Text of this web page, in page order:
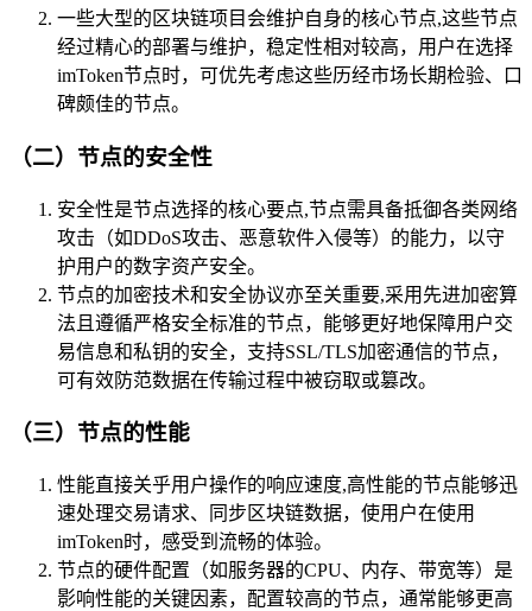
一些大型的区块链项目会维护自身的核心节点,这些节点
经过精心的部署与维护，稳定性相对较高，用户在选择
imToken节点时，可优先考虑这些历经市场长期检验、口
碑颇佳的节点。
（二）节点的安全性
安全性是节点选择的核心要点,节点需具备抵御各类网络
攻击（如DDoS攻击、恶意软件入侵等）的能力，以守
护用户的数字资产安全。
节点的加密技术和安全协议亦至关重要,采用先进加密算
法且遵循严格安全标准的节点，能够更好地保障用户交
易信息和私钥的安全，支持SSL/TLS加密通信的节点，
可有效防范数据在传输过程中被窃取或篡改。
（三）节点的性能
性能直接关乎用户操作的响应速度,高性能的节点能够迅
速处理交易请求、同步区块链数据，使用户在使用
imToken时，感受到流畅的体验。
节点的硬件配置（如服务器的CPU、内存、带宽等）是
影响性能的关键因素，配置较高的节点，通常能够更高